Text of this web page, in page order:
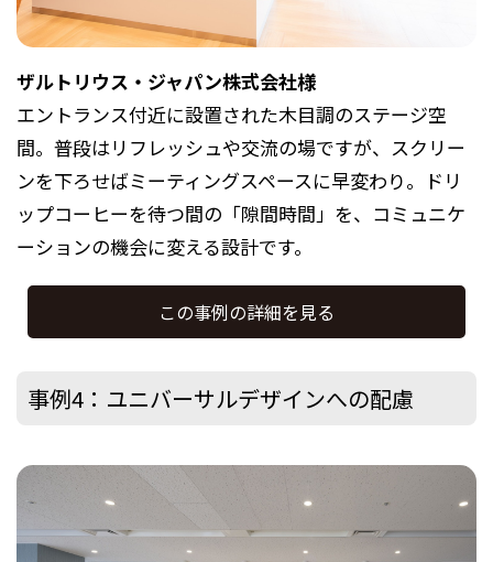
ザルトリウス・ジャパン株式会社様
エントランス付近に設置された木目調のステージ空
間。普段はリフレッシュや交流の場ですが、スクリー
ンを下ろせばミーティングスペースに早変わり。ドリ
ップコーヒーを待つ間の「隙間時間」を、コミュニケ
ーションの機会に変える設計です。
この事例の詳細を見る
事例4：ユニバーサルデザインへの配慮